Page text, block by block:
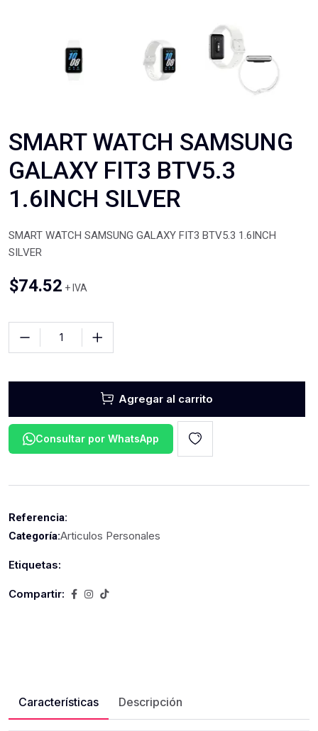
SMART WATCH SAMSUNG
GALAXY FIT3 BTV5.3
1.6INCH SILVER
SMART WATCH SAMSUNG GALAXY FIT3 BTV5.3 1.6INCH
SILVER
$74.52 + IVA
Agregar al carrito
Consultar por WhatsApp
Referencia:
Categoría:Articulos Personales
Etiquetas:
Compartir:
Características Descripción